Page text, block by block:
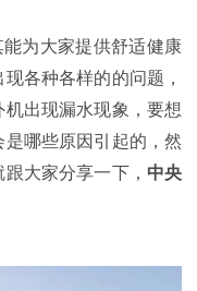
为大家提供舒适健康
各种各样的的问题，
出现漏水现象，要想
哪些原因引起的，然
大家分享一下， 中央